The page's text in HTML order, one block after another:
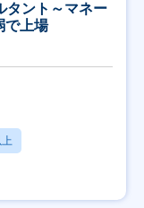
タント～マネー
で上場